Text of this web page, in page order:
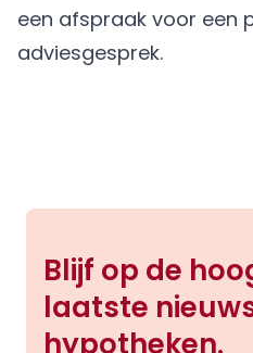
een afspraak voor een
adviesgesprek.
Blijf op de
laatste
hypotheken.